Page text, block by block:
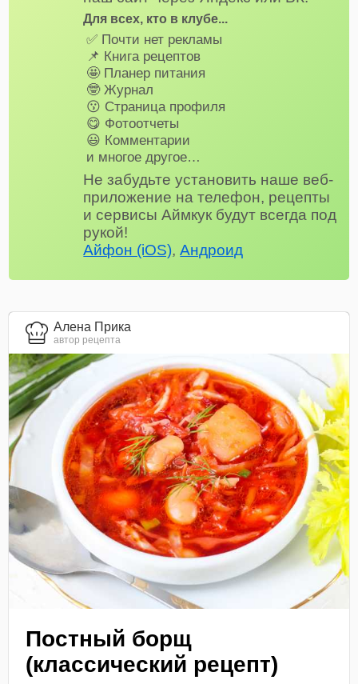
Для всех, кто в клубе...
✅ Почти нет рекламы
📌 Книга рецептов
🤩 Планер питания
🤓 Журнал
😗 Страница профиля
😋 Фотоотчеты
😃 Комментарии
и многое другое…
Не забудьте установить наше веб-
приложение на телефон, рецепты
и сервисы Аймкук будут всегда под
рукой!
Айфон (iOS),Андроид
Алена Прика
автор рецепта
Постный борщ
(классический рецепт)